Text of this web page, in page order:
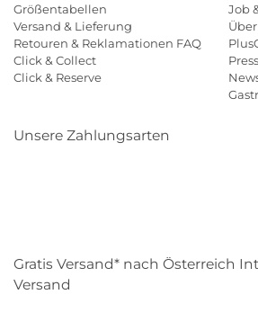
Größentabellen
Versand & Lieferung
Retouren & Reklamationen FAQ
Click & Collect
Click & Reserve
Job
Unsere Zahlungsarten
Gratis Versand* nach Österreich
Versand